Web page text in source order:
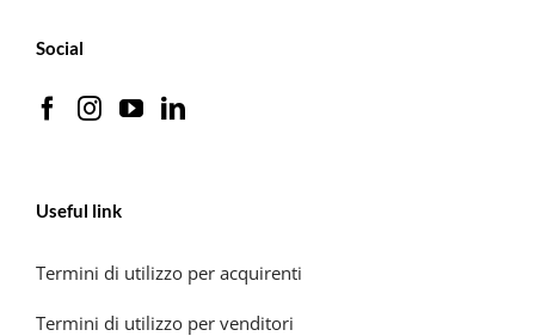
Social
Useful link
Termini di utilizzo per acquirenti
Termini di utilizzo per venditori